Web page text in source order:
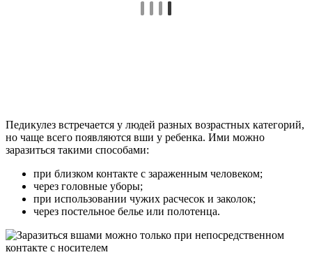
Педикулез встречается у людей разных возрастных категорий,
но чаще всего появляются вши у ребенка. Ими можно
заразиться такими способами:
при близком контакте с зараженным человеком;
через головные уборы;
при использовании чужих расчесок и заколок;
через постельное белье или полотенца.